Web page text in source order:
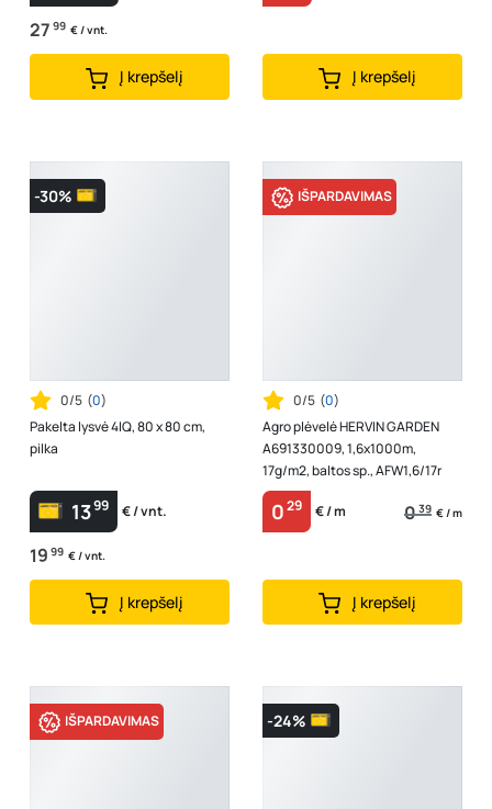
27 99 € / vnt.
Į krepšelį Į krepšelį
-30%
0/5 (0)
Pakelta lysvė 4IQ, 80 x 80 cm,
pilka
1399 € / vnt.
19 99 € / vnt.
Į krepšelį
IŠPARDAVIMAS
0/5 (0)
Agro plėvelė HERVIN GARDEN
A691330009, 1,6x1000m,
17g/m2, baltos sp., AFW1,6/17r
029 € / m 039 € / m
Į krepšelį
IŠPARDAVIMAS -24%